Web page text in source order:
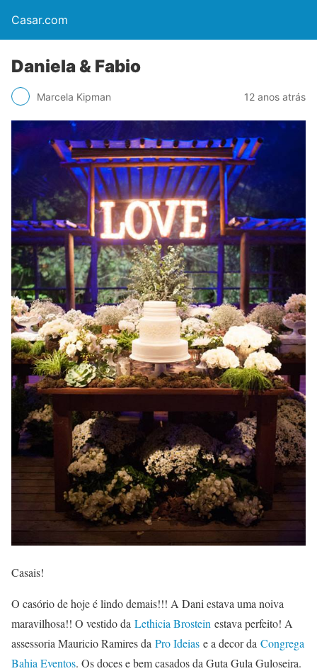
Casar.com
Daniela & Fabio
Marcela Kipman 12 anos atrás
Casais!
O casório de hoje é lindo demais!!! A Dani estava uma noiva
maravilhosa!! O vestido da Lethicia Brostein estava perfeito! A
assessoria Mauricio Ramires da Pro Ideias e a decor da Congrega
Bahia Eventos. Os doces e bem casados da Guta Gula Guloseira.